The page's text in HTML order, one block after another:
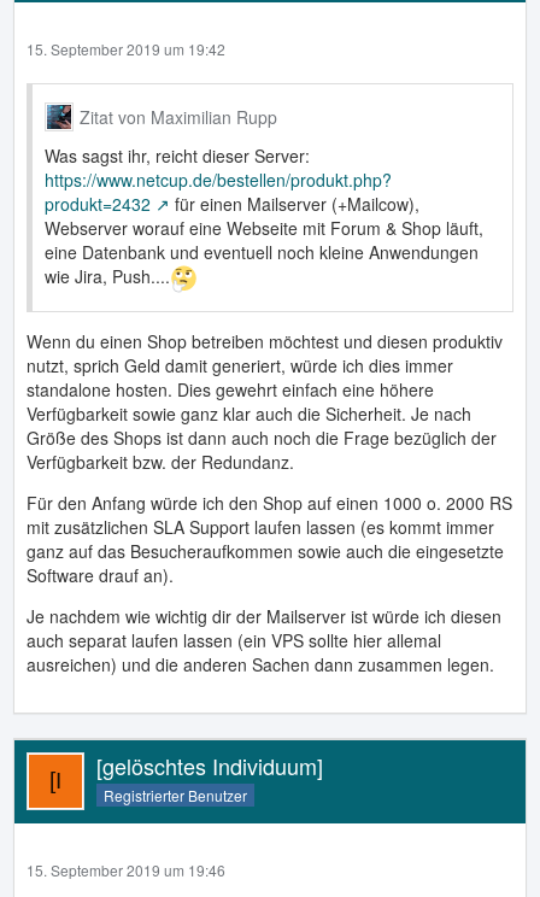
15. September 2019 um 19:42
Zitat von Maximilian Rupp
Was sagst ihr, reicht dieser Server:
https://www.netcup.de/bestellen/produkt.php?
produkt=2432
für einen Mailserver (+Mailcow),
Webserver worauf eine Webseite mit Forum & Shop läuft,
eine Datenbank und eventuell noch kleine Anwendungen
wie Jira, Push....
Wenn du einen Shop betreiben möchtest und diesen produktiv
nutzt, sprich Geld damit generiert, würde ich dies immer
standalone hosten. Dies gewehrt einfach eine höhere
Verfügbarkeit sowie ganz klar auch die Sicherheit. Je nach
Größe des Shops ist dann auch noch die Frage bezüglich der
Verfügbarkeit bzw. der Redundanz.
Für den Anfang würde ich den Shop auf einen 1000 o. 2000 RS
mit zusätzlichen SLA Support laufen lassen (es kommt immer
ganz auf das Besucheraufkommen sowie auch die eingesetzte
Software drauf an).
Je nachdem wie wichtig dir der Mailserver ist würde ich diesen
auch separat laufen lassen (ein VPS sollte hier allemal
ausreichen) und die anderen Sachen dann zusammen legen.
[gelöschtes Individuum]
Registrierter Benutzer
15. September 2019 um 19:46